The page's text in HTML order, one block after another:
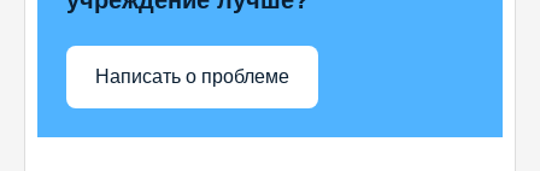
Написать о проблеме